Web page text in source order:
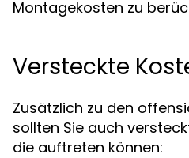
Montagekosten zu
Versteckte
Zusätzlich zu den
sollten Sie auch
die auftreten können: